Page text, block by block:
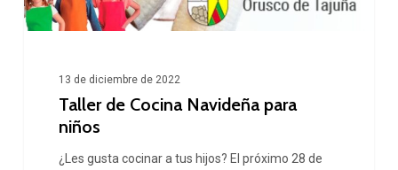
13 de diciembre de 2022
Taller de Cocina Navideña para
niños
¿Les gusta cocinar a tus hijos? El próximo 28 de